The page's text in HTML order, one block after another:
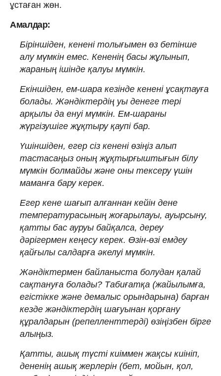
ұстаған жөн.
Амалдар:
Біріншіден, кенені толығымен өз бетінше
алу мүмкін емес. Кененің басы жұлынып,
жараның ішінде қалуы мүмкін.
Екіншіден, ем-шара кезінде кенені ұсақтауға
болады. Жәндіктердің уы денеге тері
арқылы да енуі мүмкін. Ем-шараны
жүргізушіге жұқтыру қаупі бар.
Үшіншіден, егер сіз кенені өзіңіз алып
тастасаңыз оның жұқтырғыштығын білу
мүмкін болмайды және оны тексеру үшін
маманға бару керек.
Егер кене шағып алғаннан кейін дене
температурасының жоғарылауы, ауырсыну,
қатты бас ауруы байқалса, дереу
дәрігермен кеңесу керек. Өзін-өзі емдеу
қайғылы салдарға әкелуі мүмкін.
Жәндіктермен байланыста болудан қалай
сақтануға болады? Табиғатқа (жайылымға,
егістікке және демалыс орындарына) барған
кезде жәндіктердің шағуынан қорғану
құралдарын (репелленттерді) өзіңізбен бірге
алыңыз.
Қатты, ашық түсті киіммен жақсы киініп,
дененің ашық жерлерін (бет, мойын, қол,